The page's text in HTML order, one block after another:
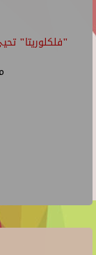
"فلكلوريتا"